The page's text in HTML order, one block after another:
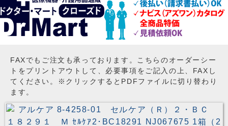
FAXでもご注文も承っております。こちらのオーダーシー
トをプリントアウトして、必要事項をご記入の上、FAXし
てください。※クリックするとPDFファイルに切り替わり
ます。